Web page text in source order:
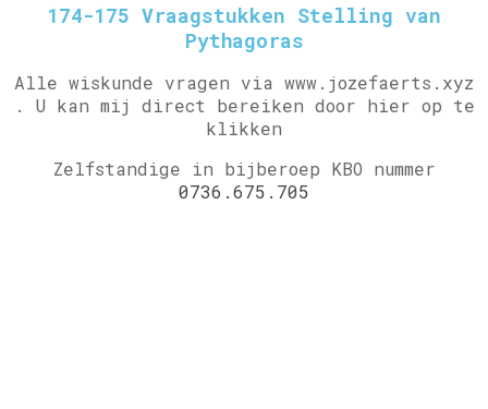
174-175 Vraagstukken Stelling van
Pythagoras
Alle wiskunde vragen via www.jozefaerts.xyz
. U kan mij direct bereiken door hier op te
klikken
Zelfstandige in bijberoep KBO nummer
0736.675.705